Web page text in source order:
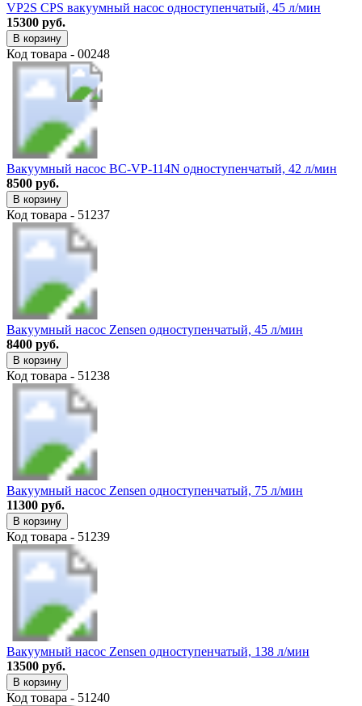
VP2S CPS вакуумный насос одноступенчатый, 45 л/мин
15300 руб.
В корзину
Код товара - 00248
Вакуумный насос BC-VP-114N одноступенчатый, 42 л/мин
8500 руб.
В корзину
Код товара - 51237
Вакуумный насос Zensen одноступенчатый, 45 л/мин
8400 руб.
В корзину
Код товара - 51238
Вакуумный насос Zensen одноступенчатый, 75 л/мин
11300 руб.
В корзину
Код товара - 51239
Вакуумный насос Zensen одноступенчатый, 138 л/мин
13500 руб.
В корзину
Код товара - 51240